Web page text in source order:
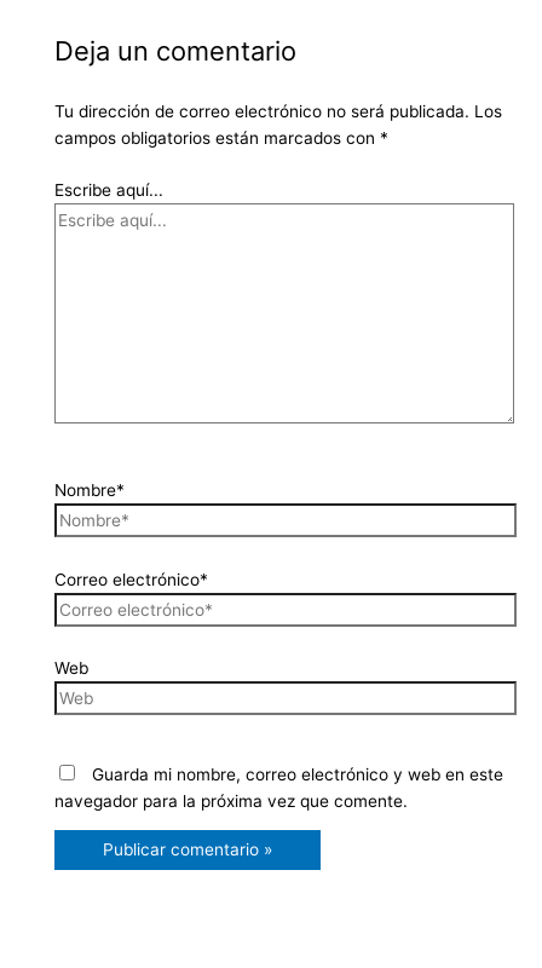
Deja un comentario
Tu dirección de correo electrónico no será publicada. Los
campos obligatorios están marcados con *
Escribe aquí...
Nombre*
Correo electrónico*
Web
Guarda mi nombre, correo electrónico y web en este
navegador para la próxima vez que comente.